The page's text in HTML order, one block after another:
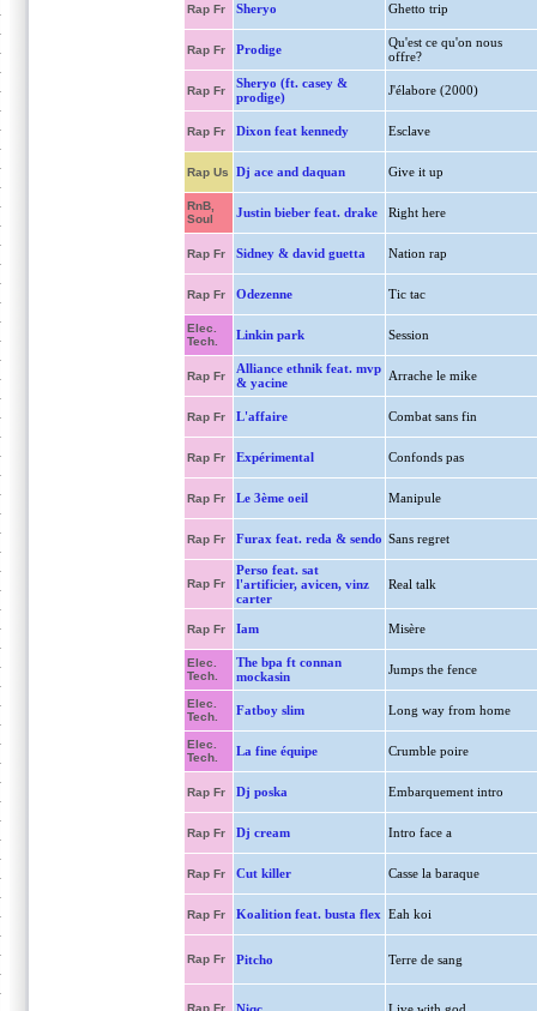
Rap Fr Sheryo Ghetto trip
Rap Fr Prodige
Qu'est ce qu'on nous
offre?
Rap Fr
Sheryo (ft. casey &
prodige)
J'élabore (2000)
Rap Fr Dixon feat kennedy Esclave
Rap Us Dj ace and daquan Give it up
RnB,
Soul
Justin bieber feat. drake Right here
Rap Fr Sidney & david guetta Nation rap
Rap Fr Odezenne Tic tac
Elec.
Tech.
Linkin park Session
Rap Fr
Alliance ethnik feat. mvp
& yacine
Arrache le mike
Rap Fr L'affaire Combat sans fin
Rap Fr Expérimental Confonds pas
Rap Fr Le 3ème oeil Manipule
Rap Fr Furax feat. reda & sendo Sans regret
Rap Fr
Perso feat. sat
l'artificier, avicen, vinz
carter
Real talk
Rap Fr Iam Misère
Elec.
Tech.
The bpa ft connan
mockasin
Jumps the fence
Elec.
Tech.
Fatboy slim Long way from home
Elec.
Tech.
La fine équipe Crumble poire
Rap Fr Dj poska Embarquement intro
Rap Fr Dj cream Intro face a
Rap Fr Cut killer Casse la baraque
Rap Fr Koalition feat. busta flex Eah koi
Rap Fr Pitcho Terre de sang
Rap Fr